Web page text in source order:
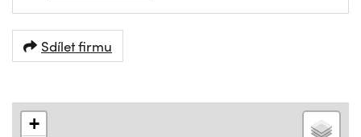
Sdílet firmu
+